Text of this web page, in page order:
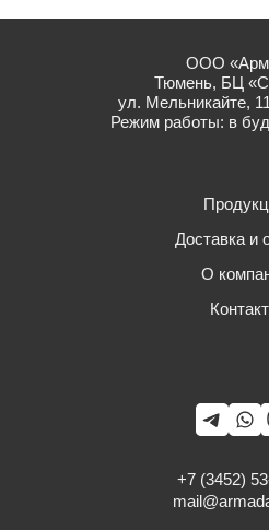
ООО
Тюмень, БЦ
ул. Мельникайте,
Режим работы: в
Доставка и
О
+7 (3452)